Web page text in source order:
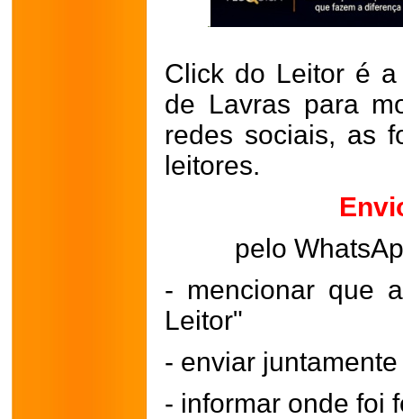
Click do Leitor é
de Lavras para
redes sociais, as
leitores.
pelo
- mencionar que
Leitor"
- enviar
- informar onde foi